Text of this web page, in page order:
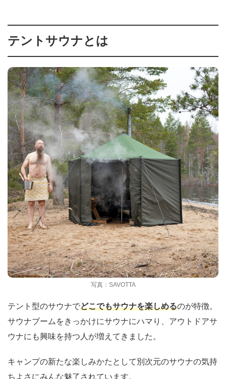
テントサウナとは
写真：SAVOTTA
テント型のサウナでどこでもサウナを楽しめるのが特徴。
サウナブームをきっかけにサウナにハマり、アウトドアサ
ウナにも興味を持つ人が増えてきました。
キャンプの新たな楽しみかたとして別次元のサウナの気持
ちよさにみんな魅了されています。